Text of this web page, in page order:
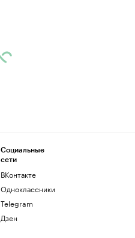
Социальные
сети
ВКонтакте
Одноклассники
Telegram
Дзен